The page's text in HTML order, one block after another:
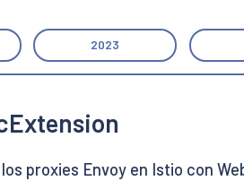
2023
proxies Envoy en Istio con